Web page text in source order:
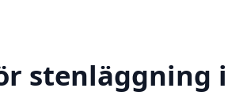
stenläggning i